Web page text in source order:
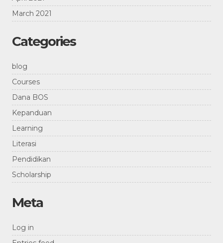
March 2021
Categories
blog
Courses
Dana BOS
Kepanduan
Learning
Literasi
Pendidikan
Scholarship
Meta
Log in